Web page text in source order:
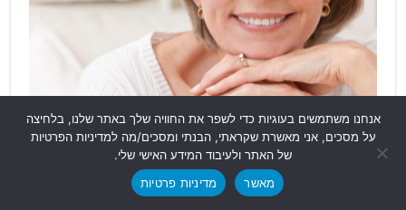
המרפאה שלו נמצאת בקניון ביאליק ברמת
גן ומעניקה טיפולי שיניים מתקדמים
בטכנולוגיה חדשנית.
אנחנו משתמשים בעוגיות כדי לשפר את החוויה שלך באתר שלנו, בלחיצה
על מסכים, אני מאשרת שקראתי, הבנתי ומסכים/מה למדיניות הפרטיות
של האתר ולעיבוד המידע האישי שלי.
מאשר
מדיניות פרטיות